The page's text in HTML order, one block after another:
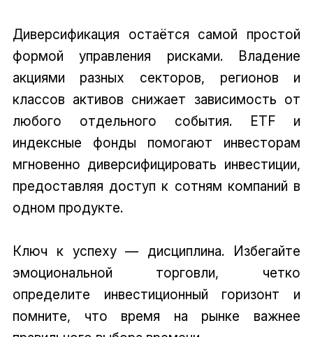
Диверсификация остаётся самой простой
формой управления рисками. Владение
акциями разных секторов, регионов и
классов активов снижает зависимость от
любого отдельного события. ETF и
индексные фонды помогают инвесторам
мгновенно диверсифицировать инвестиции,
предоставляя доступ к сотням компаний в
одном продукте.
Ключ к успеху — дисциплина. Избегайте
эмоциональной торговли, четко
определите инвестиционный горизонт и
помните, что время на рынке важнее